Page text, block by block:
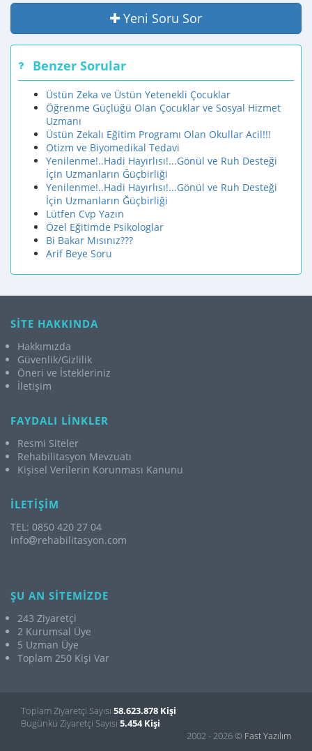
Yeni Soru Sor
Benzer Sorular
Üstün Zeka ve Üstün Yetenekli Çocuklar
Öğrenme Güçlüğü Olan Çocuklar ve Sosyal Hizmet
Uzmanı
Üstün Zekalı Eğitim Programı Olan Okullar Acil!!!
Otizm ve Biyomedikal Tedavi
Yenilenme!..Hadi Hayırlısı!...Gönül ve Ruh Desteği
İçin Uzmanların Ğüçbirliği
Yenilenme!..Hadi Hayırlısı!...Gönül ve Ruh Desteği
İçin Uzmanların Ğüçbirliği
Lütfen Cvp Yazın
Özel Eğitimde Psikologlar
Bi Bakar Mısınız???
Arif Beye Soru
SİTE HAKKINDA
Hakkımızda
Güvenlik/Gizlilik
Öneri ve İstekleriniz
İletişim
FAYDALI LİNKLER
Resmi Siteler
Rehabilitasyon Mevzuatı
Kişisel Verilerin Korunması Kanunu
İLETİŞİM
TEL: 0850 420 27 04
info
rehabilitasyon.com
ŞU AN SİTEMİZDE
243 Ziyaretçi
2 Kurumsal Üye
5 Uzman Üye
Toplam 250 Kişi Var
Toplam Ziyaretçi Sayısı 58.623.878 Kişi
Bugünkü Ziyaretçi Sayısı 5.454 Kişi
2002 - 2026 © Fast Yazılım